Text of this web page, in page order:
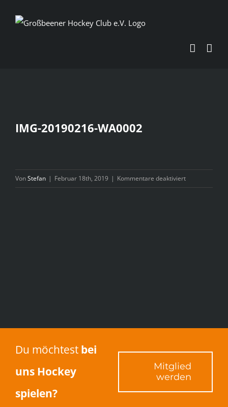
Inhalt
IMG-20190216-WA0002
VonStefan | Februar 18th, 2019 | Kommentare deaktiviertfür
IMG-
Du möchtest bei
uns Hockey
spielen?
Mitglied
werden